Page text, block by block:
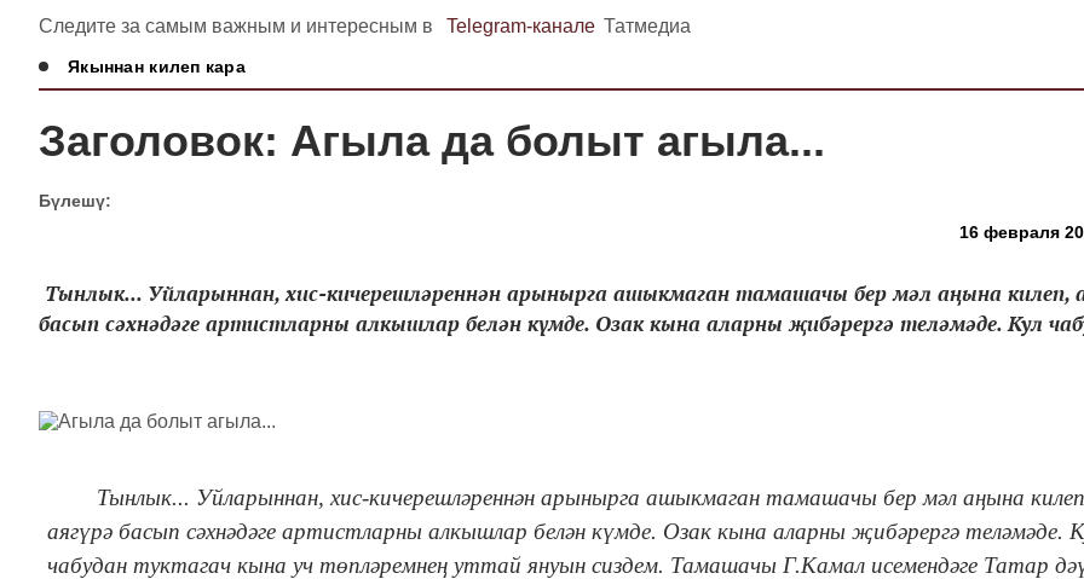
Следите за самым важным и интересным в Telegram-канале Татмедиа
Якыннан килеп кара
Заголовок: Агыла да болыт агыла...
Бүлешү:
16 февраля
Тынлык... Уйларыннан, хис-кичерешләреннән арынырга ашыкмаган тамашачы бер мәл аңына килеп,
басып сәхнәдәге артистларны алкышлар белән күмде. Озак кына аларны җибәрергә теләмәде. Кул
Тынлык... Уйларыннан, хис-кичерешләреннән арынырга ашыкмаган тамашачы бер мәл аңына
аягүрә басып сәхнәдәге артистларны алкышлар белән күмде. Озак кына аларны җибәрергә теләмәде.
чабудан туктагач кына уч төпләремнең уттай януын сиздем. Тамашачы Г.Камал исемендәге Татар